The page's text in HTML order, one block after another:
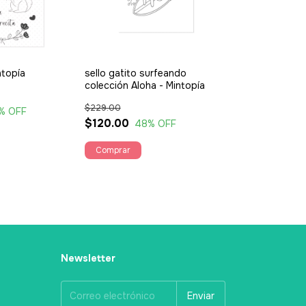
OFF
sello gatito surfeando
colección Aloha - Mintopía
$120.00
$229.00
48% OFF
Newsletter